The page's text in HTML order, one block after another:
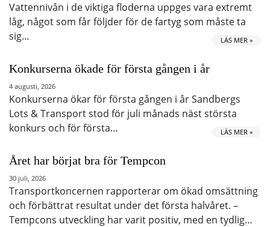
Vattennivån i de viktiga floderna uppges vara extremt
låg, något som får följder för de fartyg som måste ta
sig…
LÄS MER »
Konkurserna ökade för första gången i år
4 augusti, 2026
Konkurserna ökar för första gången i år Sandbergs
Lots & Transport stod för juli månads näst största
konkurs och för första…
LÄS MER »
Året har börjat bra för Tempcon
30 juli, 2026
Transportkoncernen rapporterar om ökad omsättning
och förbättrat resultat under det första halvåret. –
Tempcons utveckling har varit positiv, med en tydlig…